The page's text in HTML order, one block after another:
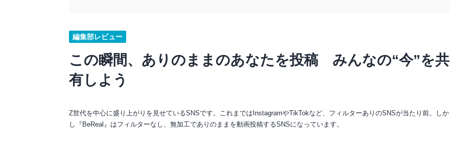
編集部レビュー
この瞬間、ありのままのあなたを投稿 みんなの“今”を共
有しよう
Z世代を中心に盛り上がりを見せているSNSです。これまではInstagramやTikTokなど、フィルターありのSNSが当たり前。しか
し『BeReal』はフィルターなし、無加工でありのままを動画投稿するSNSになっています。